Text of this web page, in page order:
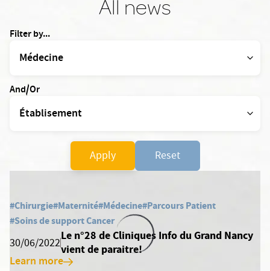
All news
Filter by...
And/Or
Apply Reset
#Chirurgie#Maternité#Médecine#Parcours Patient
#Soins de support Cancer
30/06/2022
Le n°28 de Cliniques Info du Grand Nancy
vient de paraitre!
Learn more